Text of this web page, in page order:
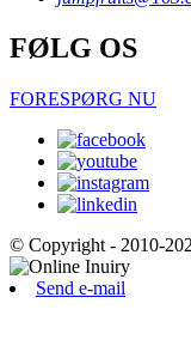
FØLG OS
FORESPØRG NU
© Copyright - 2010-
Send e-mail